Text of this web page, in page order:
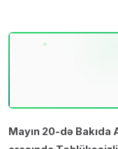
Mayın 20-də